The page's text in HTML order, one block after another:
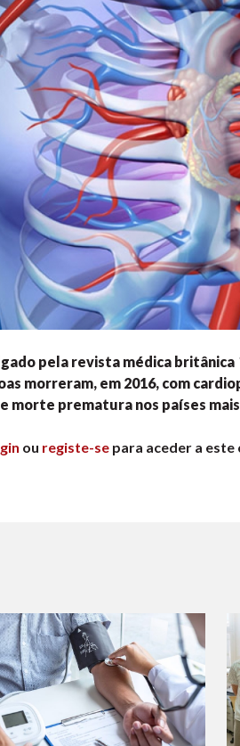
pela revista médica britânica
morreram, em 2016, com
morte prematura nos países
ou registe-se para aceder a este